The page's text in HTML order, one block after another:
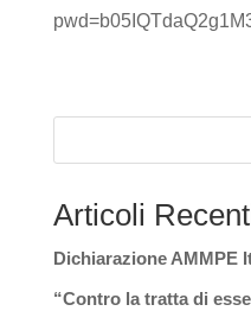
Articoli
Dichiarazione AMMPE
“Contro la tratta di